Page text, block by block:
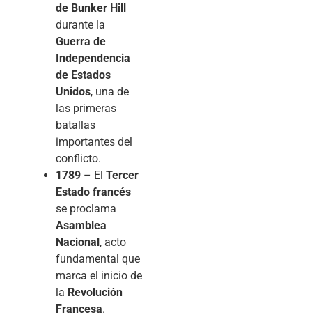
de Bunker Hill
durante la
Guerra de
Independencia
de Estados
Unidos, una de
las primeras
batallas
importantes del
conflicto.
1789 – El Tercer
Estado francés
se proclama
Asamblea
Nacional, acto
fundamental que
marca el inicio de
la Revolución
Francesa.